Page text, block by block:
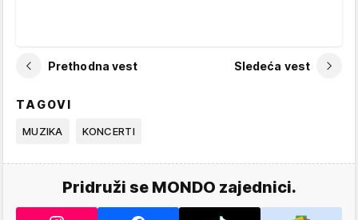
Prethodna vest Sledeća vest
TAGOVI
MUZIKA KONCERTI
Pridruži se MONDO zajednici.